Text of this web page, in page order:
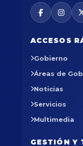
ACCESOS
Gobierno
Áreas de
Noticias
Servicios
Multimedia
GESTIÓN Y